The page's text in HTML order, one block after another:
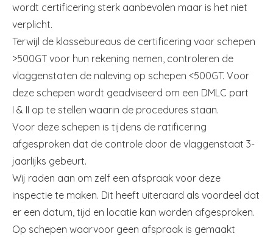
wordt certificering sterk aanbevolen maar is het niet
verplicht.
Terwijl de klassebureaus de certificering voor schepen
>500GT voor hun rekening nemen, controleren de
vlaggenstaten de naleving op schepen <500GT. Voor
deze schepen wordt geadviseerd om een DMLC part
I & II op te stellen waarin de procedures staan.
Voor deze schepen is tijdens de ratificering
afgesproken dat de controle door de vlaggenstaat 3-
jaarlijks gebeurt.
Wij raden aan om zelf een afspraak voor deze
inspectie te maken. Dit heeft uiteraard als voordeel dat
er een datum, tijd en locatie kan worden afgesproken.
Op schepen waarvoor geen afspraak is gemaakt